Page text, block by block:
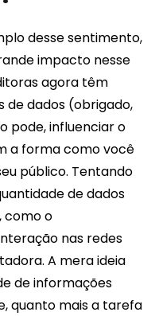
desse sentimento,
impacto nesse
agora têm
de dados (obrigado,
pode, influenciar o
a forma como você
público. Tentando
de dados
como o
nas redes
A mera ideia
de informações
quanto mais a tarefa